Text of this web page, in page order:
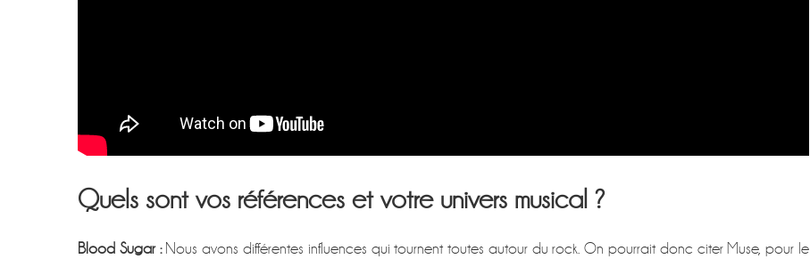
Quels sont vos références et votre univers musical ?
Blood Sugar : Nous avons différentes influences qui tournent toutes autour du rock. On pourrait donc citer Muse, pour le